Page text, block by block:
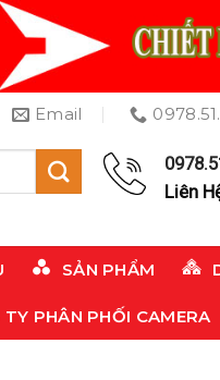
Email
Liên
SẢN PHẨM
TY PHÂN PHỐI CAMERA